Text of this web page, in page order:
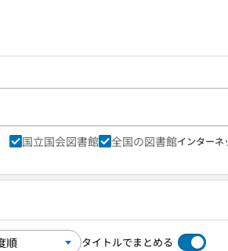
国立国会図書館 全国の図書館インターネ
タイトルでまとめる